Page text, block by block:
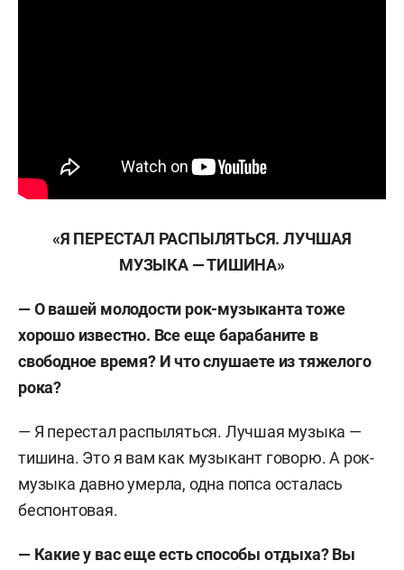
«Я ПЕРЕСТАЛ РАСПЫЛЯТЬСЯ. ЛУЧШАЯ
МУЗЫКА — ТИШИНА»
— О вашей молодости рок-музыканта тоже
хорошо известно. Все еще барабаните в
свободное время? И что слушаете из тяжелого
рока?
— Я перестал распыляться. Лучшая музыка —
тишина. Это я вам как музыкант говорю. А рок-
музыка давно умерла, одна попса осталась
беспонтовая.
— Какие у вас еще есть способы отдыха? Вы